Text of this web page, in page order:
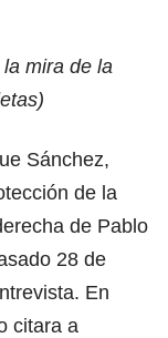
mira de la
)
Sánchez,
de la
de Pablo
28 de
En
citara a